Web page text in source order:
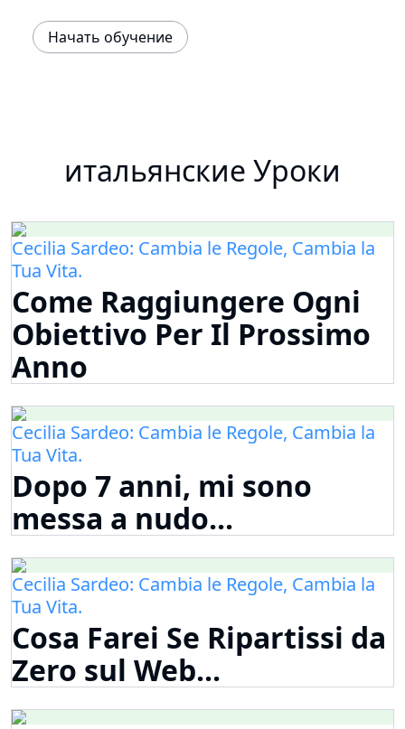
Начать обучение
итальянские Уроки
Cecilia Sardeo: Cambia le Regole, Cambia la
Tua Vita.
Come Raggiungere Ogni
Obiettivo Per Il Prossimo
Anno
Cecilia Sardeo: Cambia le Regole, Cambia la
Tua Vita.
Dopo 7 anni, mi sono
messa a nudo...
Cecilia Sardeo: Cambia le Regole, Cambia la
Tua Vita.
Cosa Farei Se Ripartissi da
Zero sul Web...